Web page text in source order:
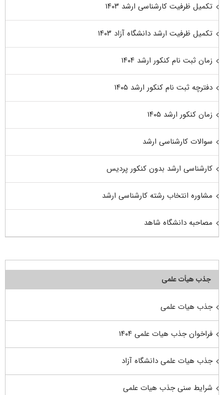
تکمیل ظرفیت کارشناسی ارشد ۱۴۰۳
تکمیل ظرفیت ارشد دانشگاه آزاد ۱۴۰۳
زمان ثبت نام کنکور ارشد ۱۴۰۴
دفترچه ثبت نام کنکور ارشد ۱۴۰۵
زمان کنکور ارشد ۱۴۰۵
سوالات کارشناسی ارشد
کارشناسی ارشد بدون کنکور پردیس
مشاوره انتخاب رشته کارشناسی ارشد
مصاحبه دانشگاه شاهد
جذب هیأت علمی
جذب هیات علمی
فراخوان جذب هیات علمی ۱۴۰۴
جذب هیات علمی دانشگاه آزاد
شرایط سنی جذب هیات علمی